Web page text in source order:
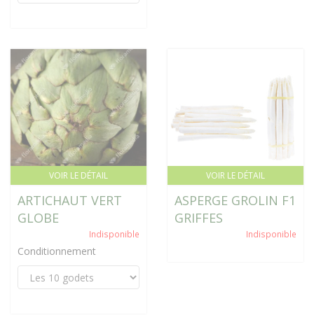
VOIR LE DÉTAIL
ARTICHAUT VERT
GLOBE
Indisponible
Conditionnement
VOIR LE DÉTAIL
ASPERGE GROLIN F1
GRIFFES
Indisponible